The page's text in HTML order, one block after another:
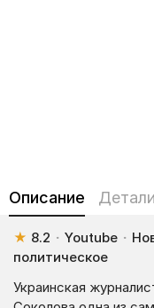
Описание Детали
★ 8.2 · Youtube ·
политическое
Украинская